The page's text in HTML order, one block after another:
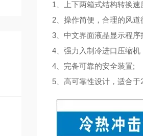
1、上下两箱式结构转换
2、操作简便，合理的风
3、中文界面液晶显示程序
4、强力入制冷进口压缩机
4、完备可靠的安全装置;
5、高可靠性设计，适合于